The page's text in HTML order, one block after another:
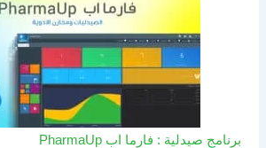
برنامج صيدلية : فارما اب PharmaUp​